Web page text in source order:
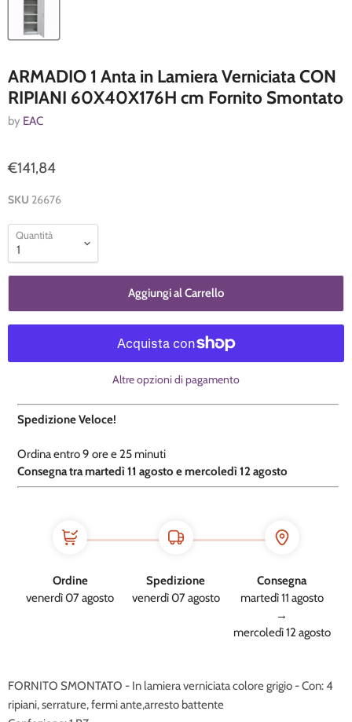
ARMADIO 1 Anta in Lamiera Verniciata CON
RIPIANI 60X40X176H cm Fornito Smontato
by EAC
€141,84
SKU 26676
Quantità
Aggiungi al Carrello
Altre opzioni di pagamento
Spedizione Veloce!
Ordina entro9 ore e 25 minuti
​Consegna tra martedì 11 agosto e mercoledì 12 agosto
Ordine
venerdì 07 agosto
Spedizione
venerdì 07 agosto
Consegna
martedì 11 agosto
→
mercoledì 12 agosto
FORNITO SMONTATO - In lamiera verniciata colore grigio - Con: 4
ripiani, serrature, fermi ante,arresto battente